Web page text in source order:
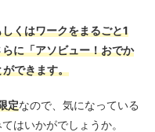
くはワークをまるごと1
に「アソビュー！おでか
できます。
定なので、気になっている
はいかがでしょうか。